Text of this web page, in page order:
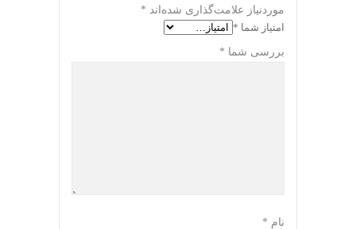
موردنیاز علامت‌گذاری شده‌اند *
امتیاز شما *
بررسی شما *
نام *